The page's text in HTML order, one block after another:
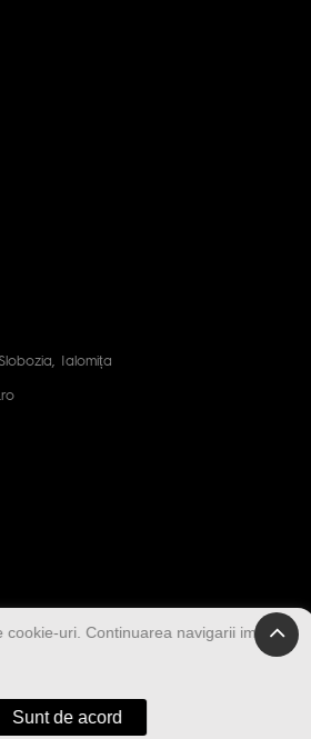
Ialomița
cookie-uri. Continuarea navigarii implica
Sunt de acord